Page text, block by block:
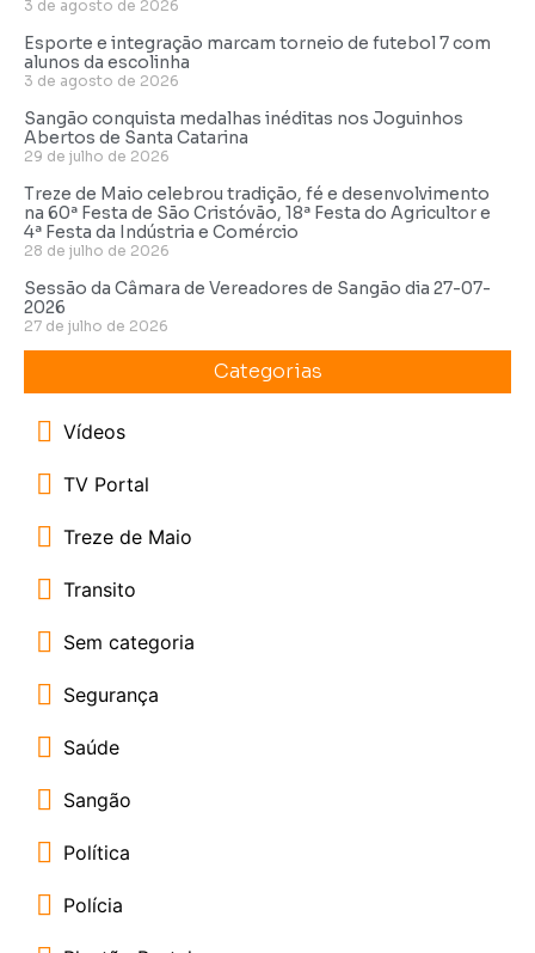
3 de agosto de 2026
Esporte e integração marcam torneio de futebol 7 com
alunos da escolinha
3 de agosto de 2026
Sangão conquista medalhas inéditas nos Joguinhos
Abertos de Santa Catarina
29 de julho de 2026
Treze de Maio celebrou tradição, fé e desenvolvimento
na 60ª Festa de São Cristóvão, 18ª Festa do Agricultor e
4ª Festa da Indústria e Comércio
28 de julho de 2026
Sessão da Câmara de Vereadores de Sangão dia 27-07-
2026
27 de julho de 2026
Categorias
Vídeos
TV Portal
Treze de Maio
Transito
Sem categoria
Segurança
Saúde
Sangão
Política
Polícia